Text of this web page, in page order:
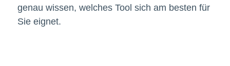
genau wissen, welches Tool sich am besten für
Sie eignet.